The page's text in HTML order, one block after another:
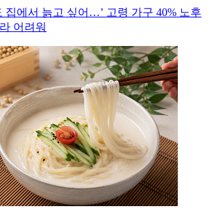
집에서 늙고 싶어…’ 고령 가구 40% 노후
어려워